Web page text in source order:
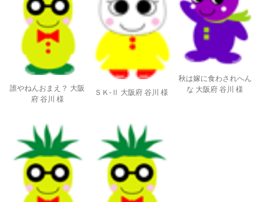
誰やねんおまえ？ 大阪
府 谷川 様
ＳＫ-Ⅱ 大阪府 谷川 様
秋は嫁に食わされへん
な 大阪府 谷川 様